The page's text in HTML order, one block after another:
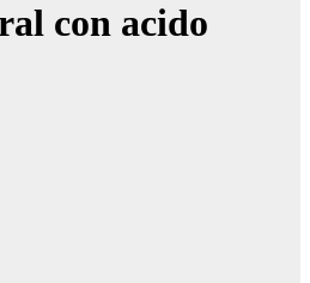
con acido